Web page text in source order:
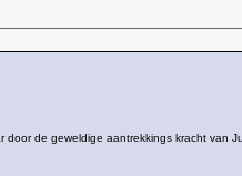
de geweldige aantrekkings kracht van